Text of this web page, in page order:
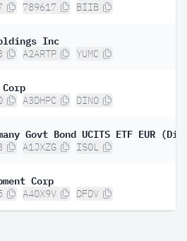
789617 BIIB
Inc
A2ARTP YUMC
A3DHPC DINO
Govt Bond UCITS ETF EUR
A1JXZG IS0L
Corp
A40X9V DFDV